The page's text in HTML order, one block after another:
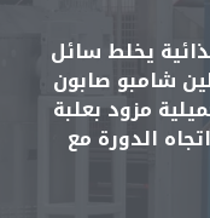
يخلط سائل
شامبو صابون
مزود بعلبة
الدورة مع